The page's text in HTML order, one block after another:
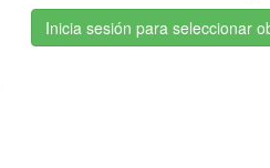
Inicia sesión para seleccionar